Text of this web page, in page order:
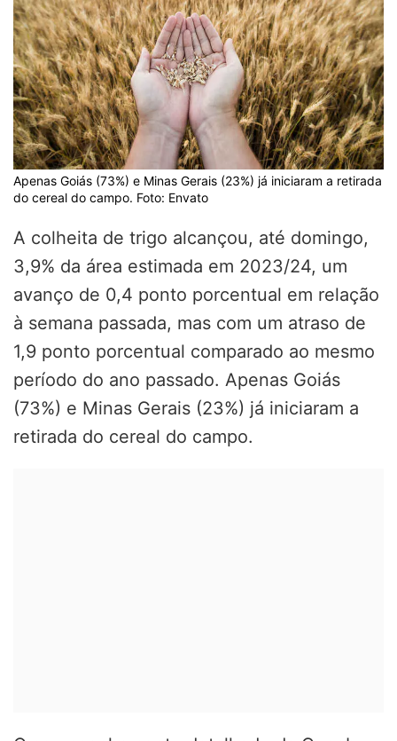
Apenas Goiás (73%) e Minas Gerais (23%) já iniciaram a retirada
do cereal do campo. Foto: Envato
A colheita de trigo alcançou, até domingo,
3,9% da área estimada em 2023/24, um
avanço de 0,4 ponto porcentual em relação
à semana passada, mas com um atraso de
1,9 ponto porcentual comparado ao mesmo
período do ano passado. Apenas Goiás
(73%) e Minas Gerais (23%) já iniciaram a
retirada do cereal do campo.